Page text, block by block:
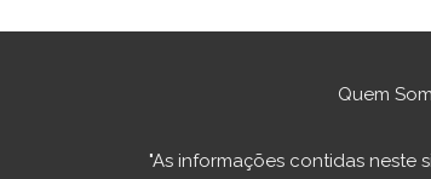
Quem
"As informações contidas